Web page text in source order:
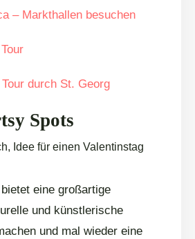
– Markthallen besuchen
durch St. Georg
Spots
eine großartige
und künstlerische
und mal wieder eine